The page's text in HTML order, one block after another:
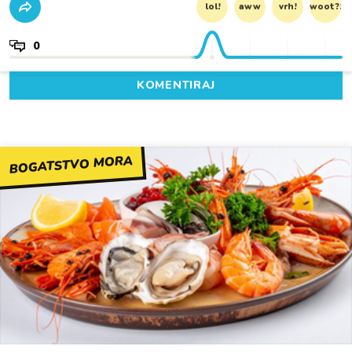
lol! aww vrh! woot?!
0
KOMENTIRAJ
BOGATSTVO MORA